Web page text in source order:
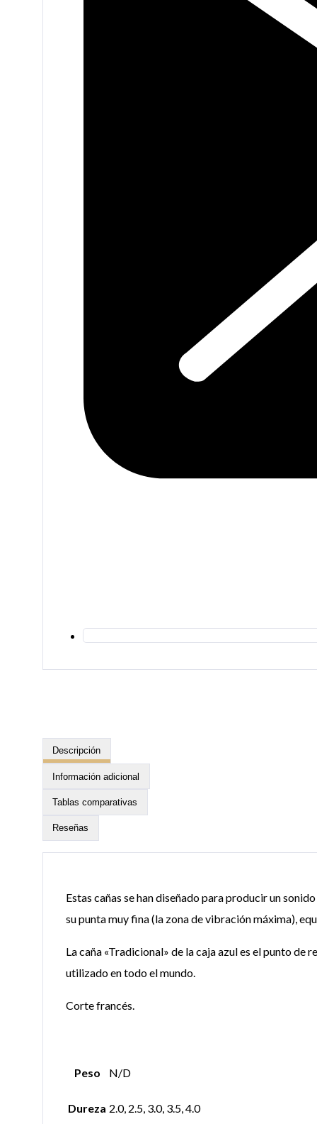
Descripción
Información adicional
Tablas comparativas
Reseñas
Estas cañas se han diseñado para producir un
su punta muy fina (la zona de vibración máxima),
La caña «Tradicional» de la caja azul es el punto
utilizado en todo el mundo.
Corte francés.
Peso N/D
Dureza 2.0, 2.5, 3.0, 3.5, 4.0